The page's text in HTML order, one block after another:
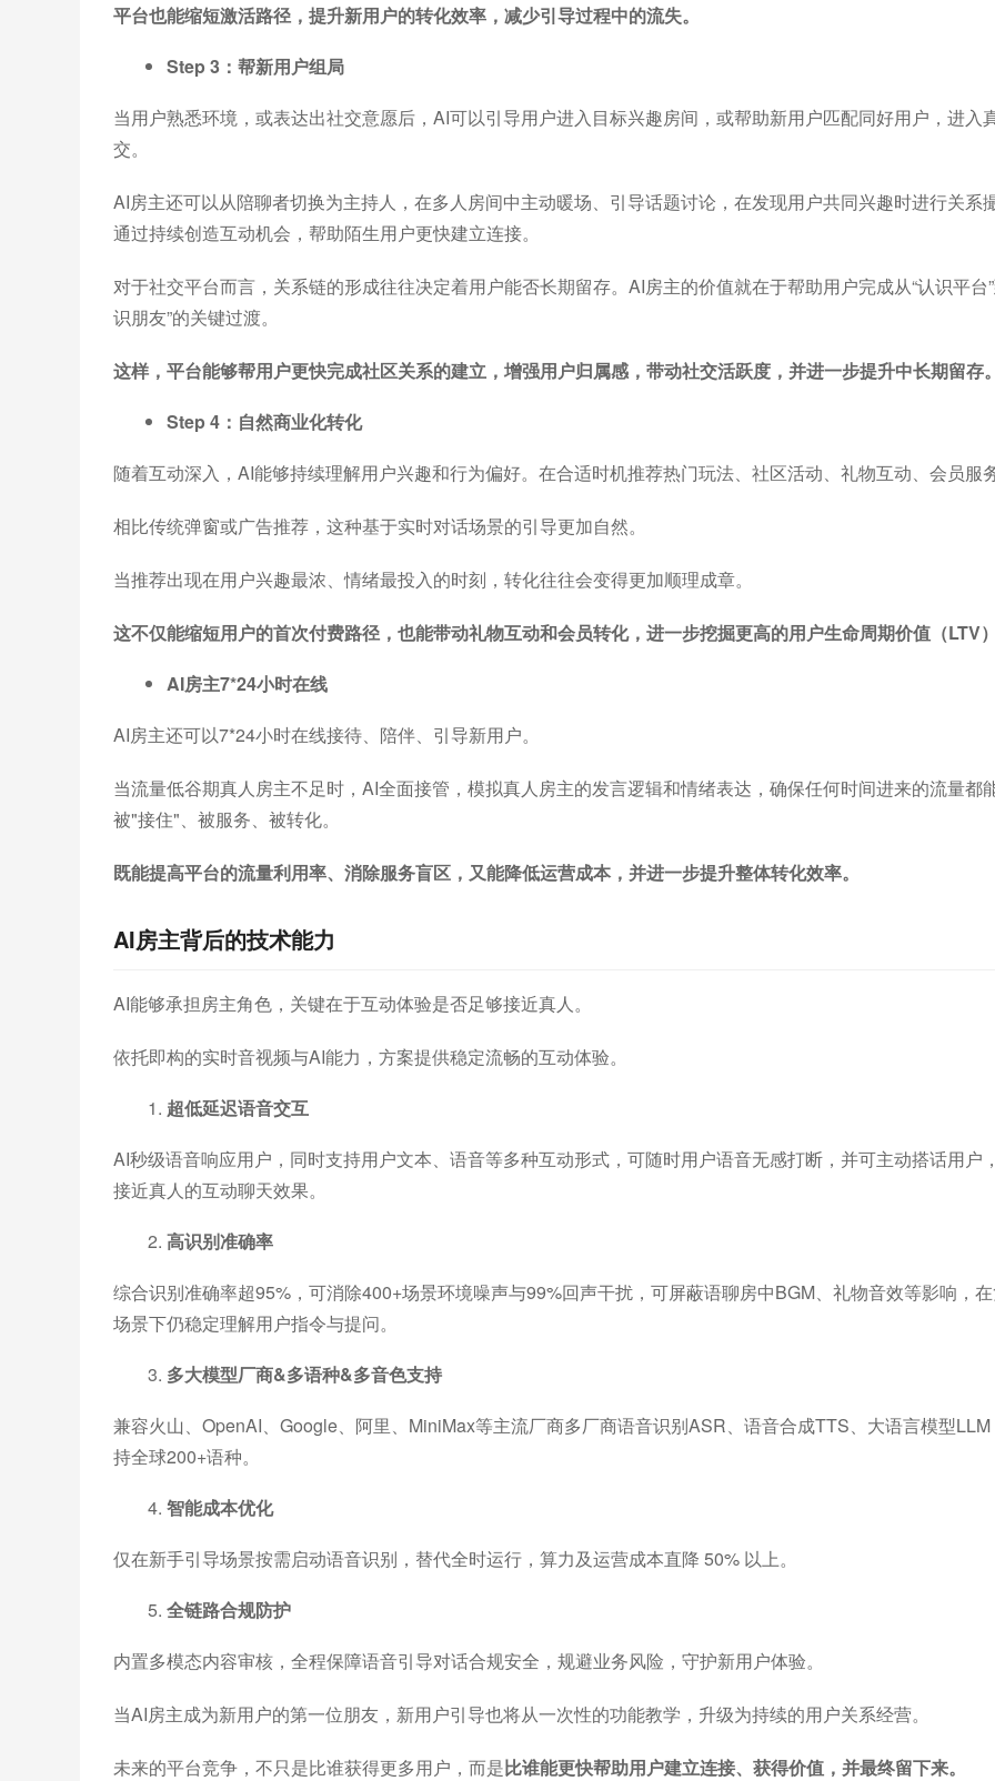
平台也能缩短激活路径，提升新用户的转化效率，减少引导过程中的流失。
Step 3： 帮新用户组局
当用户熟悉环境，或表达出社交意愿后，AI可以引导用户进入目标兴趣房间，或帮助新用户匹配同好用户，进入
交。
AI房主还可以从陪聊者切换为主持人，在多人房间中主动暖场、引导话题讨论，在发现用户共同兴趣时进行关系撮
通过持续创造互动机会，帮助陌生用户更快建立连接。
对于社交平台而言，关系链的形成往往决定着用户能否长期留存。AI房主的价值就在于帮助用户完成从“认识平台”
识朋友”的关键过渡。
这样，平台能够帮用户更快完成社区关系的建立，增强用户归属感，带动社交活跃度，并进一步提升中长期留存。
Step 4：自然商业化转化
随着互动深入，AI能够持续理解用户兴趣和行为偏好。在合适时机推荐热门玩法、社区活动、礼物互动、会员服务
相比传统弹窗或广告推荐，这种基于实时对话场景的引导更加自然。
当推荐出现在用户兴趣最浓、情绪最投入的时刻，转化往往会变得更加顺理成章。
这不仅能缩短用户的首次付费路径，也能带动礼物互动和会员转化，进一步挖掘更高的用户生命周期价值（LTV）
AI房主7*24小时在线
AI房主还可以7*24小时在线接待、陪伴、引导新用户。
当流量低谷期真人房主不足时，AI全面接管，模拟真人房主的发言逻辑和情绪表达，确保任何时间进来的流量都
被"接住"、被服务、被转化。
既能提高平台的流量利用率、消除服务盲区，又能降低运营成本，并进一步提升整体转化效率。
AI房主背后的技术能力
AI能够承担房主角色，关键在于互动体验是否足够接近真人。
依托即构的实时音视频与AI能力，方案提供稳定流畅的互动体验。
超低延迟语音交互
AI秒级语音响应用户，同时支持用户文本、语音等多种互动形式，可随时用户语音无感打断，并可主动搭话用户
接近真人的互动聊天效果。
高识别准确率
综合识别准确率超95%，可消除400+场景环境噪声与99%回声干扰，可屏蔽语聊房中BGM、礼物音效等影响，
场景下仍稳定理解用户指令与提问。
多大模型厂商&多语种&多音色支持
兼容火山、OpenAI、Google、阿里、MiniMax等主流厂商多厂商语音识别ASR、语音合成TTS、大语言模型LLM
持全球200+语种。
智能成本优化
仅在新手引导场景按需启动语音识别，替代全时运行，算力及运营成本直降 50% 以上。
全链路合规防护
内置多模态内容审核，全程保障语音引导对话合规安全，规避业务风险，守护新用户体验。
当AI房主成为新用户的第一位朋友，新用户引导也将从一次性的功能教学，升级为持续的用户关系经营。
未来的平台竞争，不只是比谁获得更多用户，而是比谁能更快帮助用户建立连接、获得价值，并最终留下来。